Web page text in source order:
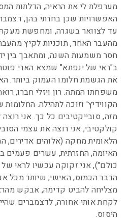
מערפלת לי את הראיה, הדלתות
האפשרויות שכן בחרתי בהן,
עד לצוואר בשגרה, ומחפשת מעקה
מהעבר האחד, תוכניות לקיץ
חסר משמעות השנה, ומתאבך בין
ב"ראי של ינפתא" שמצא הארי
את הגשמת חלומו העמוק ביותר.
משפחתו המתה. רון ויזלי חברו,
הקווידיץ' וזוכה לתהילה.
מזה, סובייקטיבים כל כך. אני
קולקטיבי, אני רוצה את עצמי
הלאומית מחקה (אלוהים אדירים,
האיומה, החזרתית, עשרים פעמים
כולם"), אני זקוקה עכשיו לראי של
הדבר הכמוס, האישי, שיותר מכל
מצליחה להביט קדימה, אבקש
לקחת אותי אחורה, לדצמברים
היסוס.